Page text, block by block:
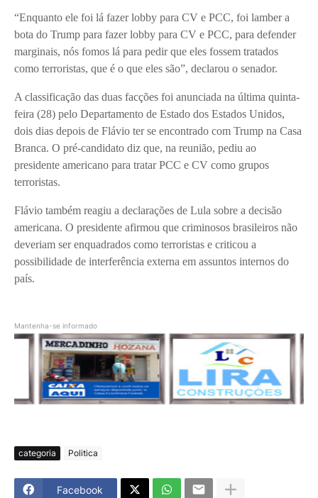
“Enquanto ele foi lá fazer lobby para CV e PCC, foi lamber a
bota do Trump para fazer lobby para CV e PCC, para defender
marginais, nós fomos lá para pedir que eles fossem tratados
como terroristas, que é o que eles são”, declarou o senador.
A classificação das duas facções foi anunciada na última quinta-
feira (28) pelo Departamento de Estado dos Estados Unidos,
dois dias depois de Flávio ter se encontrado com Trump na Casa
Branca. O pré-candidato diz que, na reunião, pediu ao
presidente americano para tratar PCC e CV como grupos
terroristas.
Flávio também reagiu a declarações de Lula sobre a decisão
americana. O presidente afirmou que criminosos brasileiros não
deveriam ser enquadrados como terroristas e criticou a
possibilidade de interferência externa em assuntos internos do
país.
Mantenha-se informado
categoria Politica
Facebook